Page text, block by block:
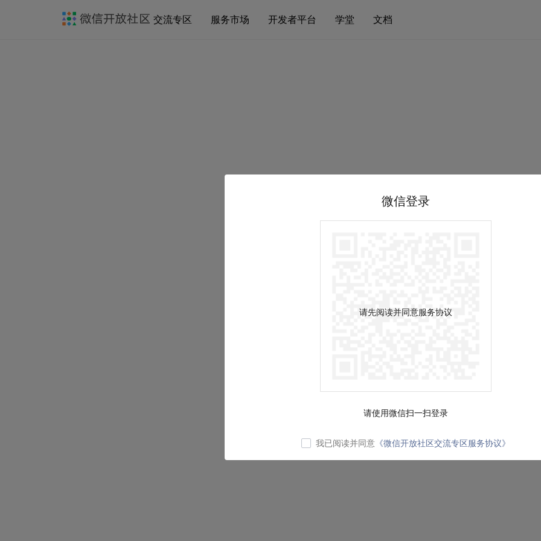
交流专区 服务市场 开发者平台 学堂 文档
微信登录
请先阅读并同意服务协议
请使用微信扫一扫登录
我已阅读并同意 《微信开放社区交流专区服务协议》